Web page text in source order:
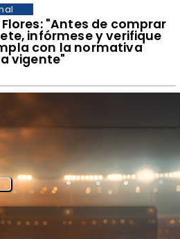
"Antes de comprar
infórmese y verifique
con la normativa
vigente"